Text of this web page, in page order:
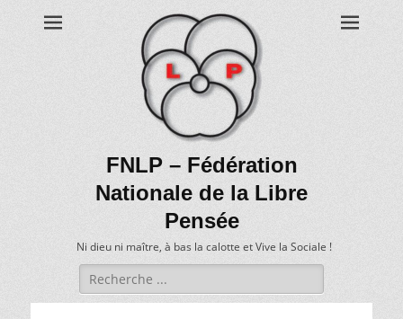
FNLP – Fédération
Nationale de la Libre
Pensée
Ni dieu ni maître, à bas la calotte et Vive la Sociale !
Recherche
de: